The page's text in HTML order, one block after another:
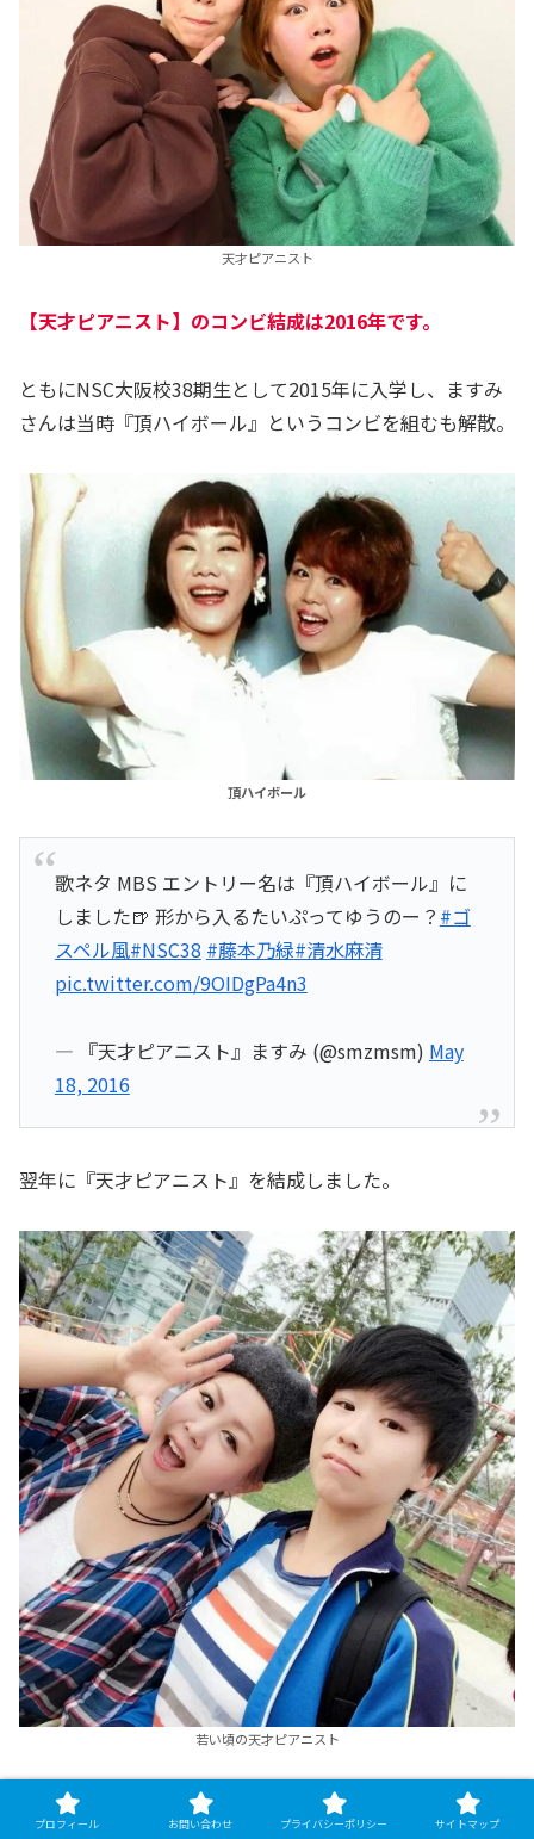
天才ピアニスト
【天才ピアニスト】のコンビ結成は2016年です。
ともにNSC大阪校38期生として2015年に入学し、ますみ
さんは当時『頂ハイボール』というコンビを組むも解散。
頂ハイボール
歌ネタ MBS エントリー名は『頂ハイボール』に
しました🍺 形から入るたいぷってゆうのー？ #ゴ
スペル風#NSC38 #藤本乃緑#清水麻清
pic.twitter.com/9OIDgPa4n3
— 『天才ピアニスト』ますみ (@smzmsm) May
18, 2016
翌年に『天才ピアニスト』を結成しました。
若い頃の天才ピアニスト
プロフィール お問い合わせ プライバシーポリシー サイトマップ